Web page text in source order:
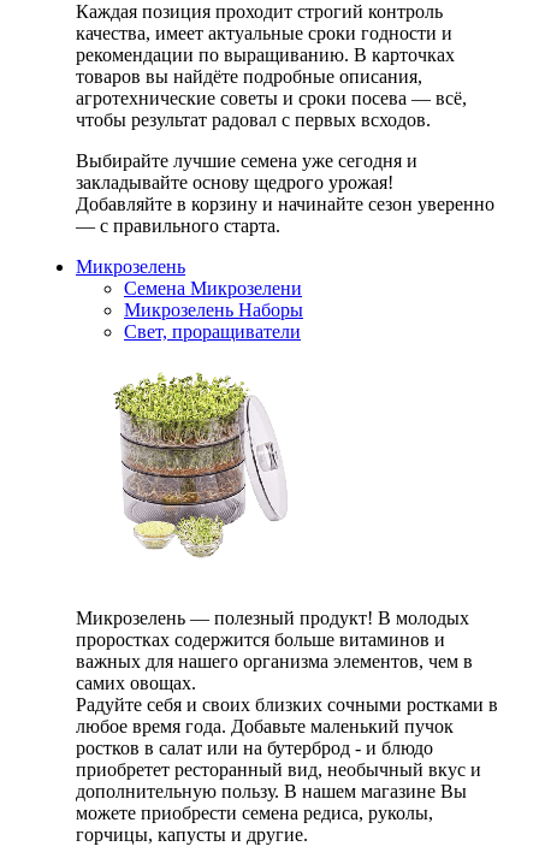
Каждая позиция проходит строгий контроль
качества, имеет актуальные сроки годности и
рекомендации по выращиванию. В карточках
товаров вы найдёте подробные описания,
агротехнические советы и сроки посева — всё,
чтобы результат радовал с первых всходов.
Выбирайте лучшие семена уже сегодня и
закладывайте основу щедрого урожая!
Добавляйте в корзину и начинайте сезон уверенно
— с правильного старта.
Микрозелень
Семена Микрозелени
Микрозелень Наборы
Свет, проращиватели
Микрозелень — полезный продукт! В молодых
проростках содержится больше витаминов и
важных для нашего организма элементов, чем в
самих овощах.
Радуйте себя и своих близких сочными ростками в
любое время года. Добавьте маленький пучок
ростков в салат или на бутерброд - и блюдо
приобретет ресторанный вид, необычный вкус и
дополнительную пользу. В нашем магазине Вы
можете приобрести семена редиса, руколы,
горчицы, капусты и другие.